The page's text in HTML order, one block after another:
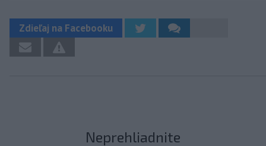
Zdieľaj na Facebooku
Neprehliadnite